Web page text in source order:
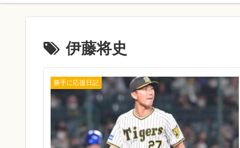
伊藤将史
勝手に応援日記